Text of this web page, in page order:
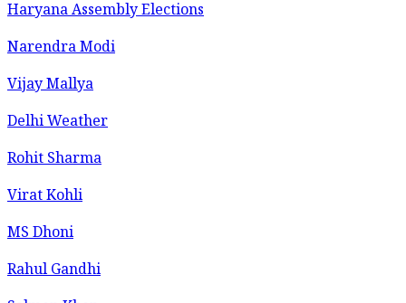
Haryana Assembly Elections
Narendra Modi
Vijay Mallya
Delhi Weather
Rohit Sharma
Virat Kohli
MS Dhoni
Rahul Gandhi